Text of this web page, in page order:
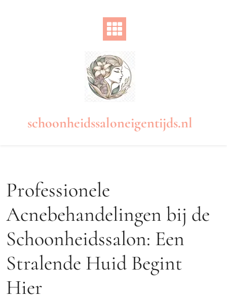
schoonheidssaloneigentijds.nl
Professionele
Acnebehandelingen bij de
Schoonheidssalon: Een
Stralende Huid Begint
Hier